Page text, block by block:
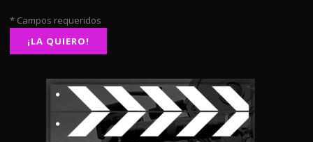
* Campos requeridos